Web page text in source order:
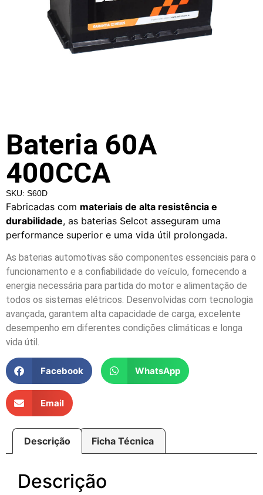
Bateria 60A
400CCA
SKU: S60D
Fabricadas com materiais de alta resistência e
durabilidade, as baterias Selcot asseguram uma
performance superior e uma vida útil prolongada.
As baterias automotivas são componentes essenciais para o
funcionamento e a confiabilidade do veículo, fornecendo a
energia necessária para partida do motor e alimentação de
todos os sistemas elétricos. Desenvolvidas com tecnologia
avançada, garantem alta capacidade de carga, excelente
desempenho em diferentes condições climáticas e longa
vida útil.
Facebook WhatsApp
Email
Descrição Ficha Técnica
Descrição